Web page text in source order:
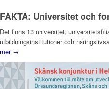
FAKTA: Universitet och
Det finns 13 universitet,
utbildningsinstitutioner och
mer →